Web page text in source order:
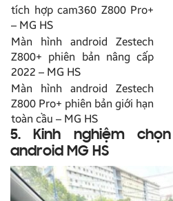
tích hợp cam360 Z800 Pro+
– MG HS
Màn hình android Zestech
Z800+ phiên bản nâng cấp
2022 – MG HS
Màn hình android Zestech
Z800 Pro+ phiên bản giới hạn
toàn cầu – MG HS
5. Kinh nghiệm
android MG HS